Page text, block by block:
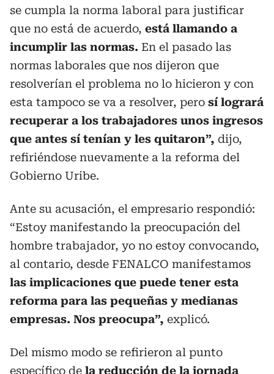
se cumpla la norma laboral para justificar
que no está de acuerdo, está llamando a
incumplir las normas. En el pasado las
normas laborales que nos dijeron que
resolverían el problema no lo hicieron y con
esta tampoco se va a resolver, pero sí logrará
recuperar a los trabajadores unos ingresos
que antes sí tenían y les quitaron”, dijo,
refiriéndose nuevamente a la reforma del
Gobierno Uribe.
Ante su acusación, el empresario respondió:
“Estoy manifestando la preocupación del
hombre trabajador, yo no estoy convocando,
al contario, desde FENALCO manifestamos
las implicaciones que puede tener esta
reforma para las pequeñas y medianas
empresas. Nos preocupa”, explicó.
Del mismo modo se refirieron al punto
específico de la reducción de la jornada